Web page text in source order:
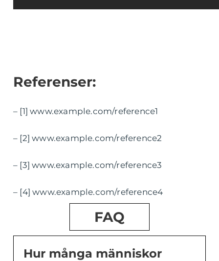
Referenser:
– [1] www.example.com/reference1
– [2] www.example.com/reference2
– [3] www.example.com/reference3
– [4] www.example.com/reference4
FAQ
Hur många människor